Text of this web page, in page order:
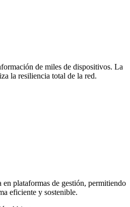
de miles de dispositivos. La
la resiliencia total de la red.
plataformas de gestión, permitiendo
eficiente y sostenible.